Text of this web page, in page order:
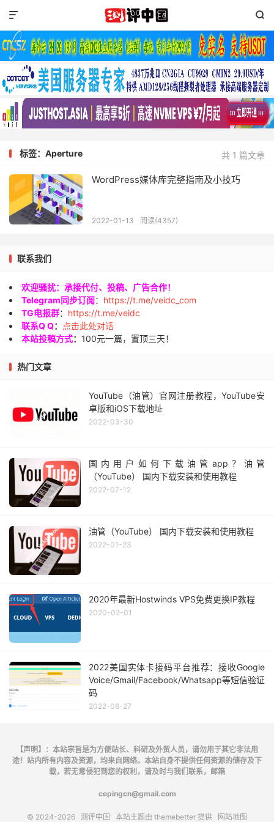


共 1 篇文章
标签：Aperture
WordPress媒体库完整指南及小技巧
2022-01-13 阅读(4357)
联系我们
欢迎骚扰：承接代付、投稿、广告合作！
Telegram同步订阅： https://t.me/veidc_com
TG电报群： https://t.me/veidc
联系Q Q：
点击此处对话
本站投稿方式： 100元一篇，置顶三天！
热门文章
YouTube（油管）官网注册教程，YouTube安
卓版和iOS下载地址
2022-03-30
国内用户如何下载油管app？油管
（YouTube） 国内下载安装和使用教程
2022-07-12
油管（YouTube） 国内下载安装和使用教程
2022-01-23
2020年最新Hostwinds VPS免费更换IP教程
2020-02-01
2022美国实体卡接码平台推荐：接收Google
Voice/Gmail/Facebook/Whatsapp等短信验证
码
2022-08-27
【声明】：本站宗旨是为方便站长、科研及外贸人员，请勿用于其它非法用
途！站内所有内容及资源，均来自网络。本站自身不提供任何资源的储存及下
载，若无意侵犯到您的权利，请及时与我们联系，邮箱
cepingcn@gmail.com
© 2024-2026 测评中国 本站主题由 themebetter 提供 网站地图